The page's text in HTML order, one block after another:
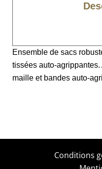
Ensemble de sacs
tissées auto-
maille et bandes auto-
Conditions